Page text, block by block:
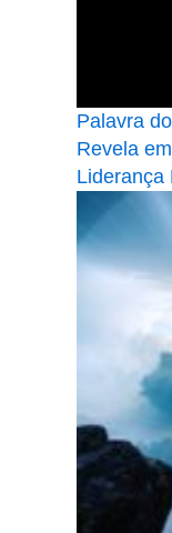
Palavra
Revela
Liderança